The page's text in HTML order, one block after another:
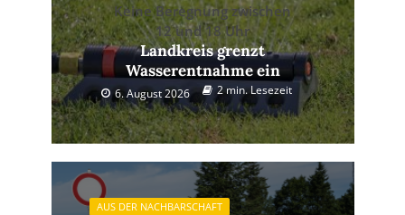
Keine Beregnung zwischen
12 und 18 Uhr
Landkreis grenzt
Wasserentnahme ein
6. August 2026 2 min. Lesezeit
AUS DER NACHBARSCHAFT